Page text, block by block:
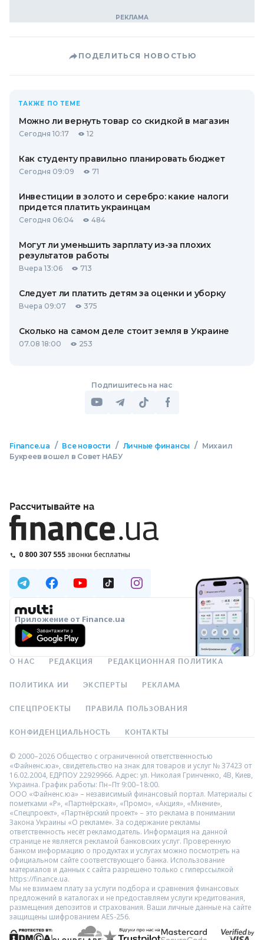
ПОДЕЛИТЬСЯ НОВОСТЬЮ
ТАКЖЕ ПО ТЕМЕ
Можно ли вернуть товар со скидкой в ​​магазин
Сегодня 10:17 12
Как студенту правильно планировать бюджет
Сегодня 09:09 71
Инвестиции в золото и серебро: какие налоги
придется платить украинцам
Сегодня 06:04 484
Могут ли уменьшить зарплату из-за плохих
результатов работы
Вчера 13:06 713
Следует ли платить детям за оценки и уборку
Вчера 09:07 375
Сколько на самом деле стоит земля в Украине
07.08 18:00 253
Подпишитесь на нас
Finance.ua / Все новости / Личные финансы /
Михаил
Букреев вошел в Совет НАБУ
Рассчитывайте на
0 800 307 555 звонки бесплатны
Приложение от Finance.ua
О НАС РЕДАКЦИЯ РЕДАКЦИОННАЯ ПОЛИТИКА
ПОЛИТИКА ИИ ЭКСПЕРТЫ РЕКЛАМА
СПЕЦПРОЕКТЫ ПРАВИЛА ПОЛЬЗОВАНИЯ
КОНФИДЕНЦИАЛЬНОСТЬ КОНТАКТЫ
© 2000–2026 Общество с ограниченной ответственностью
«Файненс.юа», свидетельство на знак для товаров и услуг № 37423 от
16.02.2004, ЕДРПОУ 22929966. Адрес: ул. Николая Гринченко, 4В, Киев,
Украина. График работы: Пн–Пт 9:00–18:00.
ООО «Файненс.юа» – независимый финансовый портал. Материалы с
пометками «Р», «Партнёрская», «Промо», «Акция», «Мнение»,
«Спецпроект», «Партнёрский проект» – это реклама в понимании
Закона Украины «О рекламе». За содержание рекламы
ответственность несёт рекламодатель. Информация на данной
странице не является рекламой банковских услуг. Проверенную
банком информацию о продуктах и услугах можно посмотреть на
официальном сайте соответствующего банка. Использование
материалов и данных с сайта разрешено только с гиперссылкой
https://finance.ua.
Мы не взимаем плату за услуги подбора и сравнения финансовых
предложений в каталогах и не предоставляем услуги кредитования,
размещения депозитов и страхования. Ваши личные данные на сайте
защищены шифрованием AES-256.